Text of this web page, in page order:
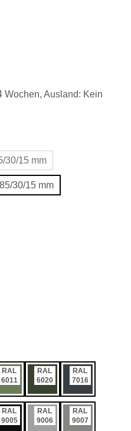
Wochen, Ausland: Kein
30/15 mm
30/15 mm
RAL
6011
RAL
6020
RAL
7016
RAL
9005
RAL
9006
RAL
9007